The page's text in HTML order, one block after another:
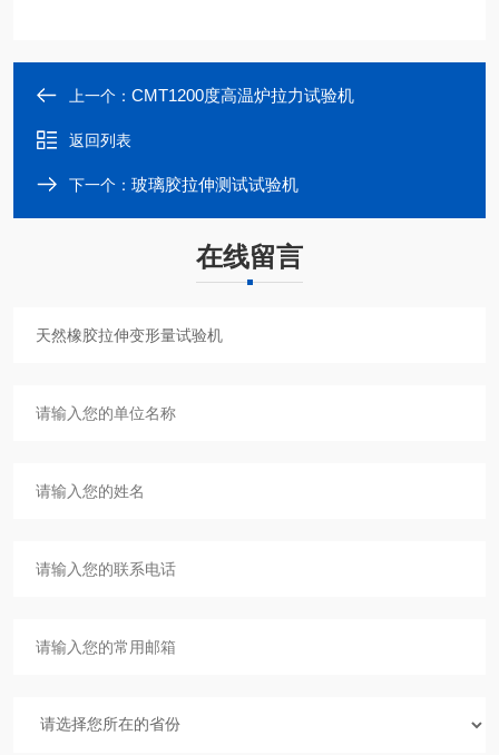
上一个： CMT1200度高温炉拉力试验机
返回列表
下一个： 玻璃胶拉伸测试试验机
在线留言